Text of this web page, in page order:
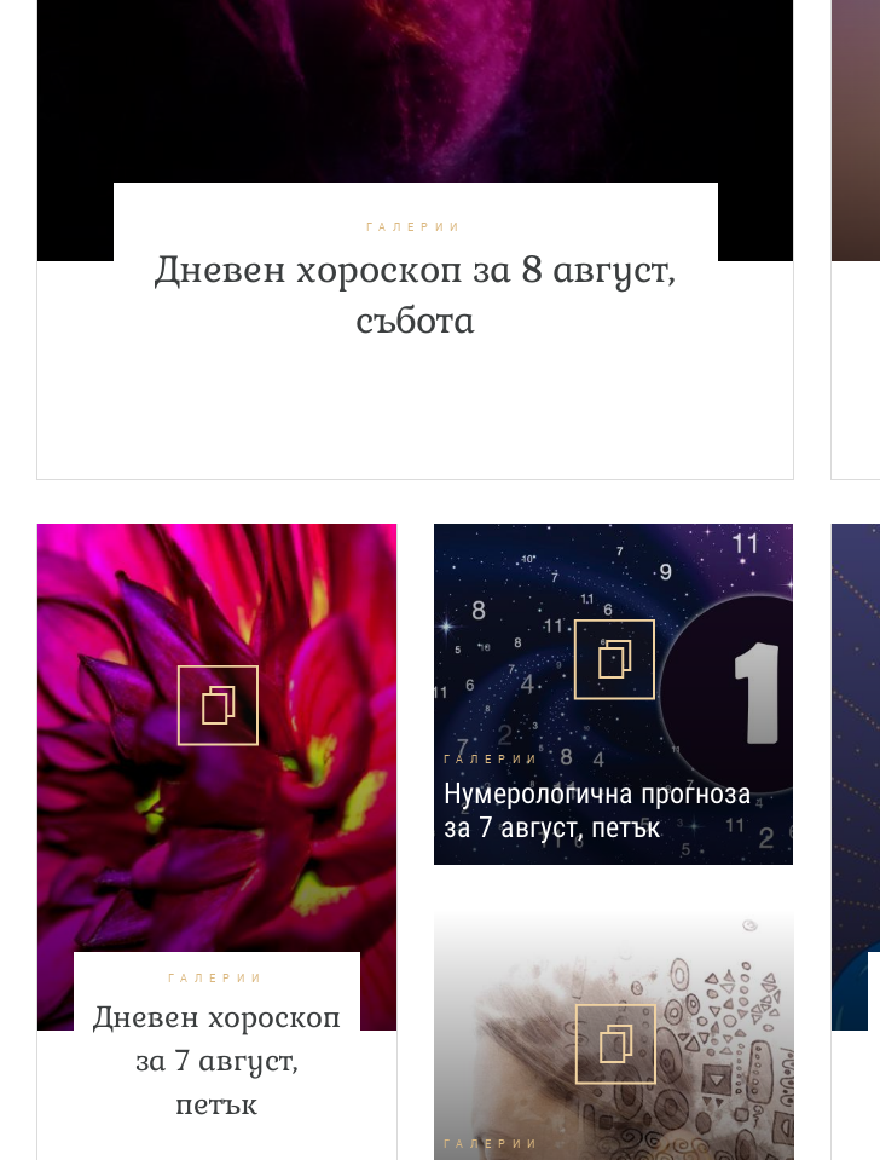
ГАЛЕРИИ
Дневен хороскоп за 8 август,
събота
ГАЛЕРИИ
Дневен хороскоп
за 7 август,
петък
ГАЛЕРИИ
Нумерологична прогноза
за 7 август, петък
ГАЛЕРИИ